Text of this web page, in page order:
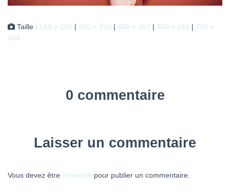
Taille : 150 × 150 | 300 × 200 | 400 × 267 | 360 × 240 | 740 ×
494
0 commentaire
Laisser un commentaire
Vous devez être connecté pour publier un commentaire.